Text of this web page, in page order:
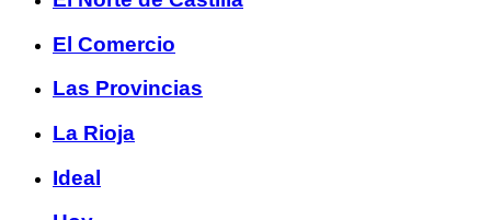
El Comercio
Las Provincias
La Rioja
Ideal